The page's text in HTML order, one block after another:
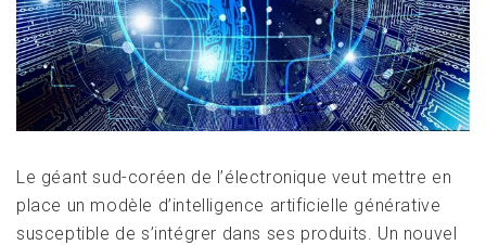
Le géant sud-coréen de l’électronique veut mettre en
place un modèle d’intelligence artificielle générative
susceptible de s’intégrer dans ses produits. Un nouvel